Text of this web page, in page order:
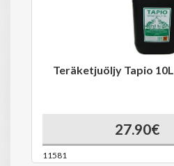
Teräketjuöljy Tapio 10L
27.90€
11581